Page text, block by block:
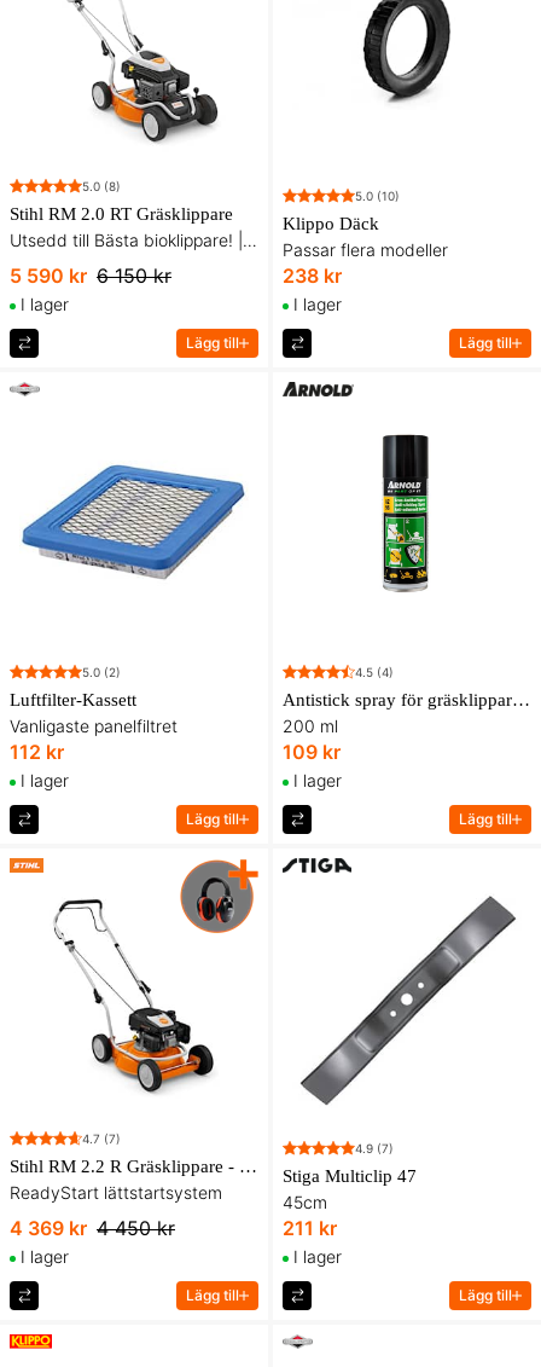
5.0 (8)
Stihl RM 2.0 RT Gräsklippare
Utsedd till Bästa bioklippare! | Klippbredd på 46 cm
5 590 kr 6 150 kr
I lager
Lägg till
5.0 (10)
Klippo Däck
Passar flera modeller
238 kr
I lager
Lägg till
5.0 (2)
Luftfilter-Kassett
Vanligaste panelfiltret
112 kr
I lager
Lägg till
4.5 (4)
Antistick spray för gräsklippare & snöslungor
200 ml
109 kr
I lager
Lägg till
4.7 (7)
Stihl RM 2.2 R Gräsklippare - Hörselskydd på köpet!
ReadyStart lättstartsystem
4 369 kr 4 450 kr
I lager
Lägg till
4.9 (7)
Stiga Multiclip 47
45cm
211 kr
I lager
Lägg till